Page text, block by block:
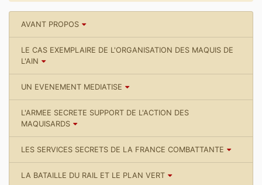
AVANT PROPOS
LE CAS EXEMPLAIRE DE L'ORGANISATION DES MAQUIS DE
L'AIN
UN EVENEMENT MEDIATISE
L'ARMEE SECRETE SUPPORT DE L'ACTION DES
MAQUISARDS
LES SERVICES SECRETS DE LA FRANCE COMBATTANTE
LA BATAILLE DU RAIL ET LE PLAN VERT